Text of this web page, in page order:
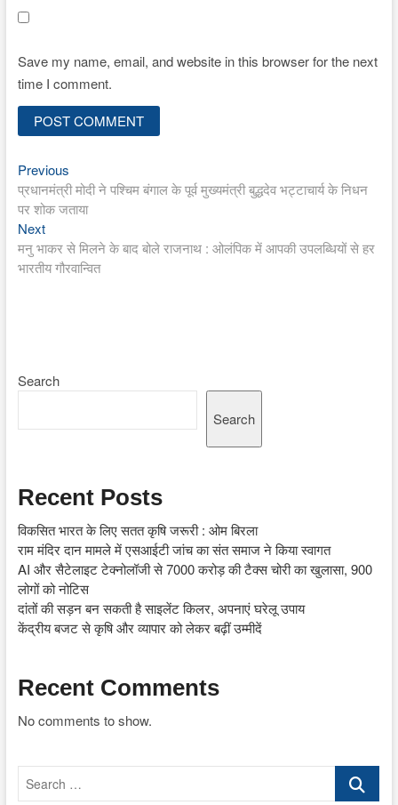
Save my name, email, and website in this browser for the next
time I comment.
Post
navigation
PreviousPrevious
post:
प्रधानमंत्री मोदी ने पश्चिम बंगाल के पूर्व मुख्यमंत्री बुद्धदेव भट्टाचार्य के निधन
पर शोक जताया
NextNext
post:
मनु भाकर से मिलने के बाद बोले राजनाथ : ओलंपिक में आपकी उपलब्धियों से हर
भारतीय गौरवान्वित
Search
Search
Recent Posts
विकसित भारत के लिए सतत कृषि जरूरी : ओम बिरला
राम मंदिर दान मामले में एसआईटी जांच का संत समाज ने किया स्वागत
AI और सैटेलाइट टेक्नोलॉजी से 7000 करोड़ की टैक्स चोरी का खुलासा, 900
लोगों को नोटिस
दांतों की सड़न बन सकती है साइलेंट किलर, अपनाएं घरेलू उपाय
केंद्रीय बजट से कृषि और व्यापार को लेकर बढ़ीं उम्मीदें
Recent Comments
No comments to show.
Search